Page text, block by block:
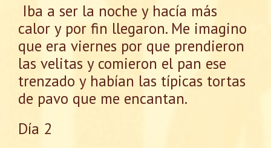
Iba a ser la noche y hacía más
calor y por fin llegaron. Me imagino
que era viernes por que prendieron
las velitas y comieron el pan ese
trenzado y habían las típicas tortas
de pavo que me encantan.
Día 2